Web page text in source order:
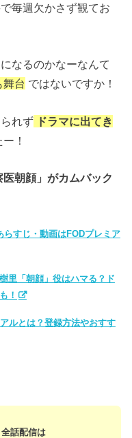
毎週欠かさず観てお
なるのかなーなんて
台 ではないですか！
れず ドラマに出てき
！
」がカムバック
すじ・動画はFODプレミア
里「朝顔」役はハマる？ド
！
ルとは？登録方法やおすす
話配信は